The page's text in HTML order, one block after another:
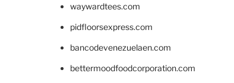
waywardtees.com
pidfloorsexpress.com
bancodevenezuelaen.com
bettermoodfoodcorporation.com